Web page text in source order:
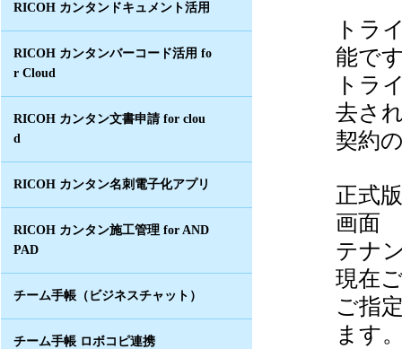
RICOH カンタンドキュメント活用
RICOH カンタンバーコード活用 fo
r Cloud
RICOH カンタン文書申請 for clou
d
RICOH カンタン名刺電子化アプリ
RICOH カンタン施工管理 for AND
PAD
チーム手帳（ビジネスチャット）
チーム手帳 ロボコピ連携
トラ
能で
トラ
去さ
契約
正式
画面
テナ
現在
ご指
ます